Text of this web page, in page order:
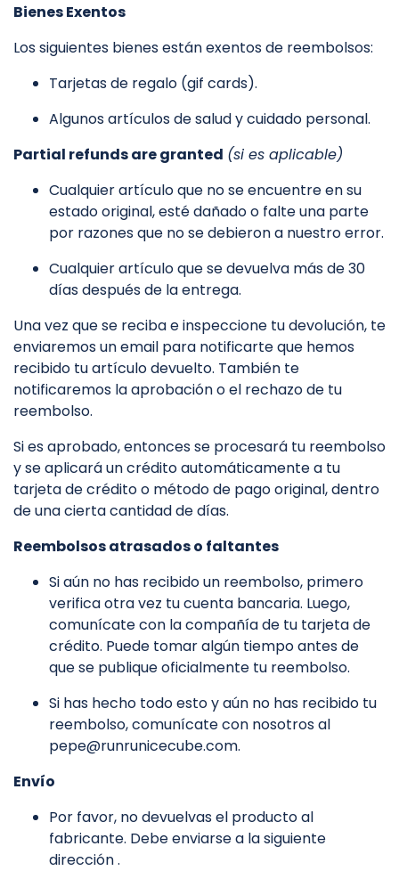
Bienes Exentos
Los siguientes bienes están exentos de reembolsos:
Tarjetas de regalo (gif cards).
Algunos artículos de salud y cuidado personal.
Partial refunds are granted (si es aplicable)
Cualquier artículo que no se encuentre en su
estado original, esté dañado o falte una parte
por razones que no se debieron a nuestro error.
Cualquier artículo que se devuelva más de 30
días después de la entrega.
Una vez que se reciba e inspeccione tu devolución, te
enviaremos un email para notificarte que hemos
recibido tu artículo devuelto. También te
notificaremos la aprobación o el rechazo de tu
reembolso.
Si es aprobado, entonces se procesará tu reembolso
y se aplicará un crédito automáticamente a tu
tarjeta de crédito o método de pago original, dentro
de una cierta cantidad de días.
Reembolsos atrasados ​​o faltantes
Si aún no has recibido un reembolso, primero
verifica otra vez tu cuenta bancaria. Luego,
comunícate con la compañía de tu tarjeta de
crédito. Puede tomar algún tiempo antes de
que se publique oficialmente tu reembolso.
Si has hecho todo esto y aún no has recibido tu
reembolso, comunícate con nosotros al
pepe@runrunicecube.com.
Envío
Por favor, no devuelvas el producto al
fabricante. Debe enviarse a la siguiente
dirección .